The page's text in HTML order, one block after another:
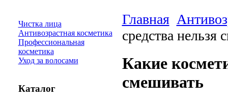
Чистка лица
Антивозрастная косметика
Профессиональная
косметика
Уход за волосами
Каталог
Главная
средства нельзя
Какие
смешивать